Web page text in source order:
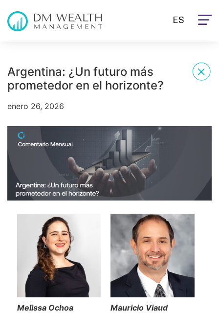
ES
Argentina: ¿Un futuro más
prometedor en el horizonte?
enero 26, 2026
Melissa Ochoa
Mauricio Viaud